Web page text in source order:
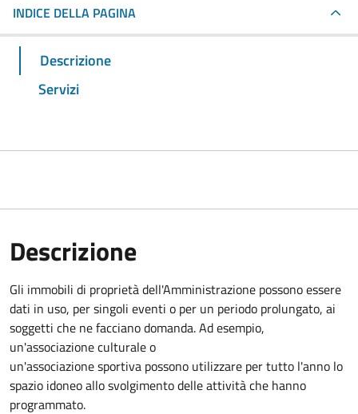
INDICE DELLA PAGINA
Descrizione
Servizi
Descrizione
Gli immobili di proprietà dell'Amministrazione possono essere
dati in uso, per singoli eventi o per un periodo prolungato, ai
soggetti che ne facciano domanda. Ad esempio,
un'associazione culturale o
un'associazione sportiva possono utilizzare per tutto l'anno lo
spazio idoneo allo svolgimento delle attività che hanno
programmato.